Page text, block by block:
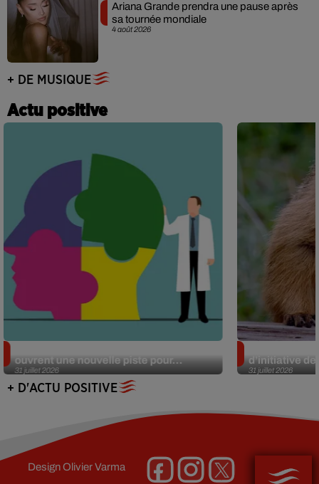
4 août 2026
Ariana Grande prendra une pause après
sa tournée mondiale
+ DE MUSIQUE
Actu positive
31 juillet 2026
ouvrent une nouvelle piste pour...
31 juillet 2026
d’initiative
+ D'ACTU POSITIVE
DesignOlivier Varma